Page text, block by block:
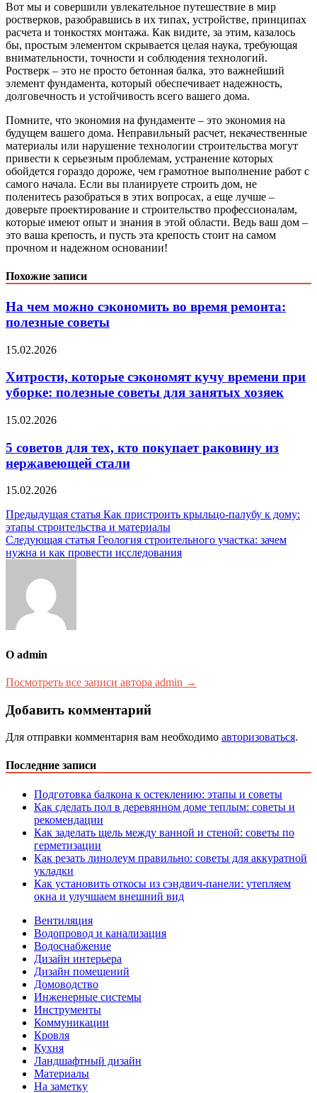
Вот мы и совершили увлекательное путешествие в мир
ростверков, разобравшись в их типах, устройстве, принципах
расчета и тонкостях монтажа. Как видите, за этим, казалось
бы, простым элементом скрывается целая наука, требующая
внимательности, точности и соблюдения технологий.
Ростверк – это не просто бетонная балка, это важнейший
элемент фундамента, который обеспечивает надежность,
долговечность и устойчивость всего вашего дома.
Помните, что экономия на фундаменте – это экономия на
будущем вашего дома. Неправильный расчет, некачественные
материалы или нарушение технологии строительства могут
привести к серьезным проблемам, устранение которых
обойдется гораздо дороже, чем грамотное выполнение работ с
самого начала. Если вы планируете строить дом, не
поленитесь разобраться в этих вопросах, а еще лучше –
доверьте проектирование и строительство профессионалам,
которые имеют опыт и знания в этой области. Ведь ваш дом –
это ваша крепость, и пусть эта крепость стоит на самом
прочном и надежном основании!
Похожие записи
На чем можно сэкономить во время ремонта:
полезные советы
15.02.2026
Хитрости, которые сэкономят кучу времени при
уборке: полезные советы для занятых хозяек
15.02.2026
5 советов для тех, кто покупает раковину из
нержавеющей стали
15.02.2026
Навигация
по
записям
Предыдущая статья Как пристроить крыльцо-палубу к дому:
этапы строительства и материалы
Следующая статья Геология строительного участка: зачем
нужна и как провести исследования
О admin
Посмотреть все записи автора admin →
Добавить комментарий
Для отправки комментария вам необходимо авторизоваться.
Последние записи
Подготовка балкона к остеклению: этапы и советы
Как сделать пол в деревянном доме теплым: советы и
рекомендации
Как заделать щель между ванной и стеной: советы по
герметизации
Как резать линолеум правильно: советы для аккуратной
укладки
Как установить откосы из сэндвич-панели: утепляем
окна и улучшаем внешний вид
Вентиляция
Водопровод и канализация
Водоснабжение
Дизайн интерьера
Дизайн помещений
Домоводство
Инженерные системы
Инструменты
Коммуникации
Кровля
Кухня
Ландшафтный дизайн
Материалы
На заметку